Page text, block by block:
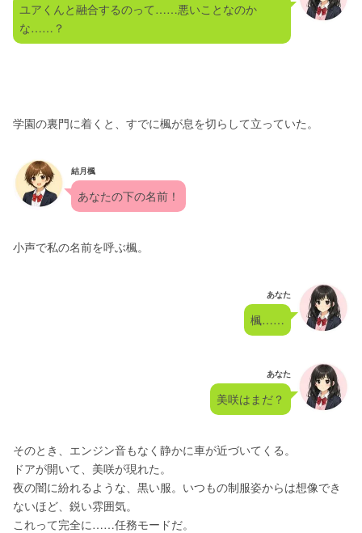
ユアくんと融合するのって……悪いことなのか
な……？
学園の裏門に着くと、すでに楓が息を切らして立っていた。
結月楓
あなたの下の名前！
小声で私の名前を呼ぶ楓。
あなた
楓……
あなた
美咲はまだ？
そのとき、エンジン音もなく静かに車が近づいてくる。
ドアが開いて、美咲が現れた。
夜の闇に紛れるような、黒い服。いつもの制服姿からは想像でき
ないほど、鋭い雰囲気。
これって完全に……任務モードだ。